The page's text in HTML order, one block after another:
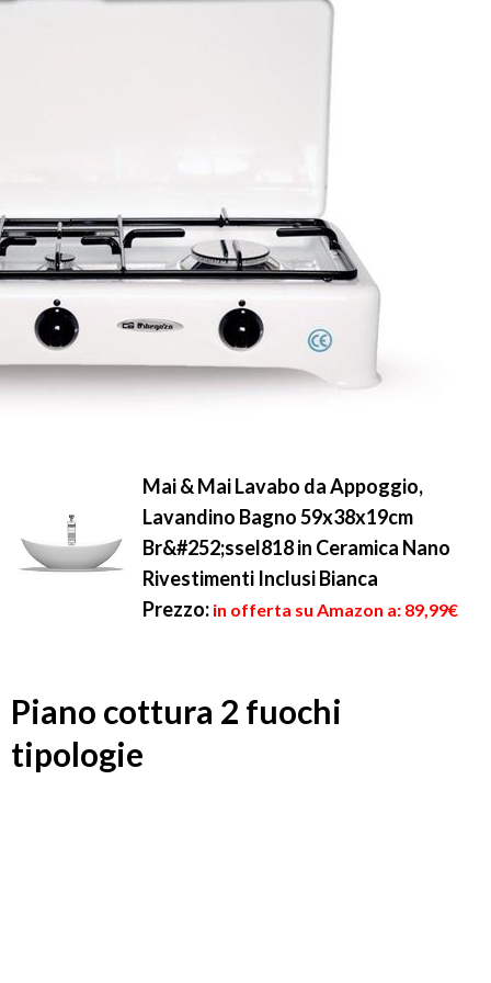
Mai & Mai Lavabo da Appoggio,
Lavandino Bagno 59x38x19cm
Br&#252;ssel818 in Ceramica Nano
Rivestimenti Inclusi Bianca
Prezzo: in offerta su Amazon a: 89,99€
Piano cottura 2 fuochi
tipologie